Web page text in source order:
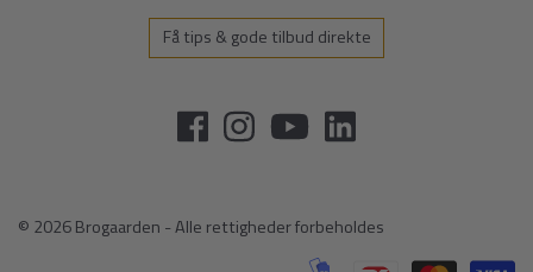
Få tips & gode tilbud direkte
© 2026 Brogaarden - Alle rettigheder forbeholdes